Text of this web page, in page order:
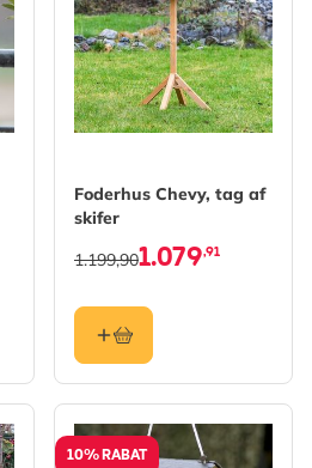
Foderhus Chevy, tag af
skifer
1.079,91
1.199,90
10% RABAT